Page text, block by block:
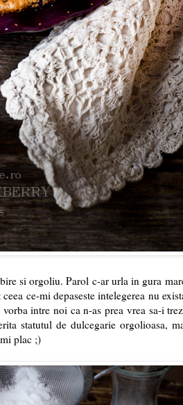
si orgoliu. Parol c-ar urla in gura
ce-mi depaseste intelegerea nu
intre noi ca n-as prea vrea sa-i
statutul de dulcegarie orgolioasa,
plac ;)